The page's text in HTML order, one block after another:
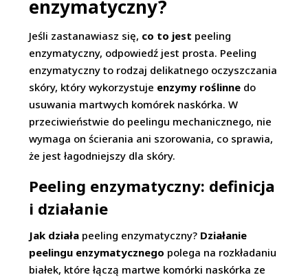
enzymatyczny?
Jeśli zastanawiasz się, co to jest peeling
enzymatyczny, odpowiedź jest prosta. Peeling
enzymatyczny to rodzaj delikatnego oczyszczania
skóry, który wykorzystuje enzymy roślinne do
usuwania martwych komórek naskórka. W
przeciwieństwie do peelingu mechanicznego, nie
wymaga on ścierania ani szorowania, co sprawia,
że jest łagodniejszy dla skóry.
Peeling enzymatyczny: definicja
i działanie
Jak działa peeling enzymatyczny? Działanie
peelingu enzymatycznego polega na rozkładaniu
białek, które łączą martwe komórki naskórka ze